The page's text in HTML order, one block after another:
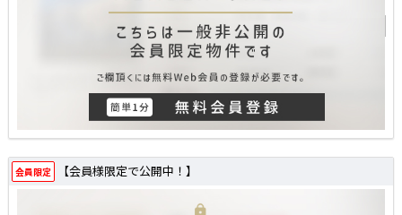
会員限定 【会員様限定で公開中！】